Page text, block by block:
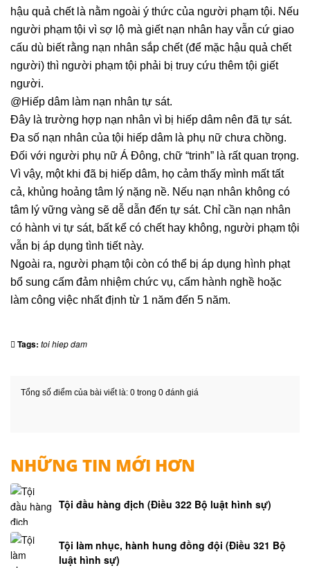
hậu quả chết là nằm ngoài ý thức của người phạm tội. Nếu
người phạm tội vì sợ lộ mà giết nạn nhân hay vẫn cứ giao
cấu dù biết rằng nạn nhân sắp chết (để mặc hậu quả chết
người) thì người phạm tội phải bị truy cứu thêm tội giết
người.
@Hiếp dâm làm nạn nhân tự sát.
Đây là trường hợp nạn nhân vì bị hiếp dâm nên đã tự sát.
Đa số nạn nhân của tội hiếp dâm là phụ nữ chưa chồng.
Đối với người phụ nữ Á Đông, chữ “trinh” là rất quan trọng.
Vì vậy, một khi đã bị hiếp dâm, họ cảm thấy mình mất tất
cả, khủng hoảng tâm lý nặng nề. Nếu nạn nhân không có
tâm lý vững vàng sẽ dễ dẫn đến tự sát. Chỉ cần nạn nhân
có hành vi tự sát, bất kể có chết hay không, người phạm tội
vẫn bị áp dụng tình tiết này.
Ngoài ra, người phạm tội còn có thể bị áp dụng hình phạt
bổ sung cấm đảm nhiệm chức vụ, cấm hành nghề hoặc
làm công việc nhất định từ 1 năm đến 5 năm.
Tags: toi hiep dam
Tổng số điểm của bài viết là: 0 trong 0 đánh giá
NHỮNG TIN MỚI HƠN
Tội đầu hàng địch (Điều 322 Bộ luật hình sự)
Tội làm nhục, hành hung đồng đội (Điều 321 Bộ
luật hình sự)